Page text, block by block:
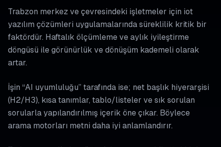
Trabzon merkez ve çevresindeki işletmeler için iot
yazılım çözümleri uygulamalarında süreklilik kritik bir
faktördür. Haftalık ölçümleme ve aylık iyileştirme
döngüsü ile görünürlük ve dönüşüm kademeli olarak
artar.
İşin “AI uyumluluğu” tarafında ise; net başlık hiyerarşisi
(H2/H3), kısa tanımlar, tablo/listeler ve sık sorulan
sorularla yapılandırılmış içerik öne çıkar. Böylece
arama motorları metni daha iyi anlamlandırır.